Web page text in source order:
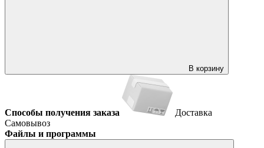
В корзину
Способы получения заказа
Доставка
Самовывоз
Файлы и программы